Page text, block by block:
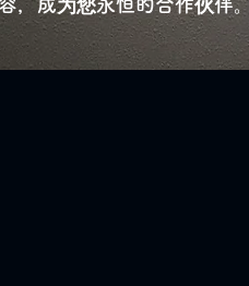
，成为您永恒的合作伙伴​。